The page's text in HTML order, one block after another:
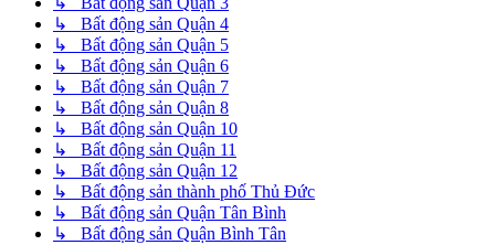
↳ Bất động sản Quận 4
↳ Bất động sản Quận 5
↳ Bất động sản Quận 6
↳ Bất động sản Quận 7
↳ Bất động sản Quận 8
↳ Bất động sản Quận 10
↳ Bất động sản Quận 11
↳ Bất động sản Quận 12
↳ Bất động sản thành phố Thủ Đức
↳ Bất động sản Quận Tân Bình
↳ Bất động sản Quận Bình Tân